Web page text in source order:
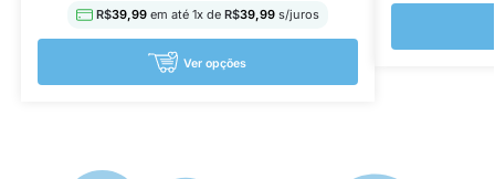
R$39,99 em até 1x de R$39,99s/juros
Ver opções